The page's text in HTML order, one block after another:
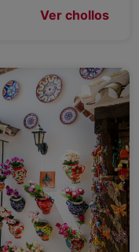
Ver chollos